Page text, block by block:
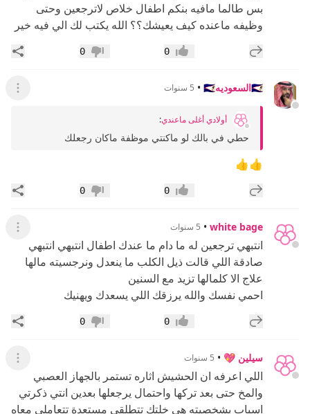
بس طالما مافيه بنكم اطفال خلاص لاترجعين وحتى
وظيفه ماعنده كيف يعيشك؟؟ الله يكتب لك الي فيه خير
إضافة رد جديد إعجاب0 عدم إعجاب
0
🇸🇦السعوديه🇸🇦 • 5 سنوات عرض
أولادي أغلى ماعندي:
حطي في بالك لو ماكنتي موظفة ماكان رجعلك
👍👍
إضافة رد جديد إعجاب0 عدم إعجاب
0
white bage
• 5 سنوات عرض
انتبهي ترجعين له ما دام ما عندك اطفال انتبهي انتبهي
صادقة اللي قالت ذيل الكلب ما ينعدل ونرجسيته مالها
علاج الا كلمالها تزيد مع السنين
احمي نفسك والله يرزقك اللي يسعدك ويهنيك
إضافة رد جديد إعجاب0 عدم إعجاب
0
سيلين 💖 • 5 سنوات عرض
اللي اعرفه ان الحشيش اثاره تستمر بالجهاز العصبي
والمخ حتى بعد تركها واحتمال يرجعلها بعدين انتي ذكرتي
اسباب بشخصيته هي خلتك تتطلقي مستعدة تتعاملي معاه